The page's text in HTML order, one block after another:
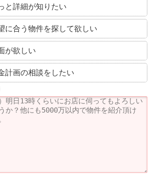
と詳細が知りたい
に合う物件を探して欲しい
が欲しい
計画の相談をしたい